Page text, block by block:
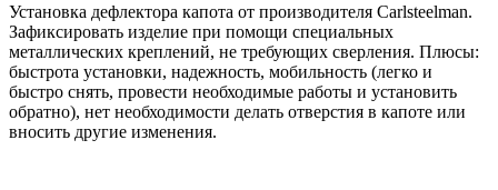
Установка дефлектора капота от производителя Сarlsteelman.
Зафиксировать изделие при помощи специальных
металлических креплений, не требующих сверления. Плюсы:
быстрота установки, надежность, мобильность (легко и
быстро снять, провести необходимые работы и установить
обратно), нет необходимости делать отверстия в капоте или
вносить другие изменения.